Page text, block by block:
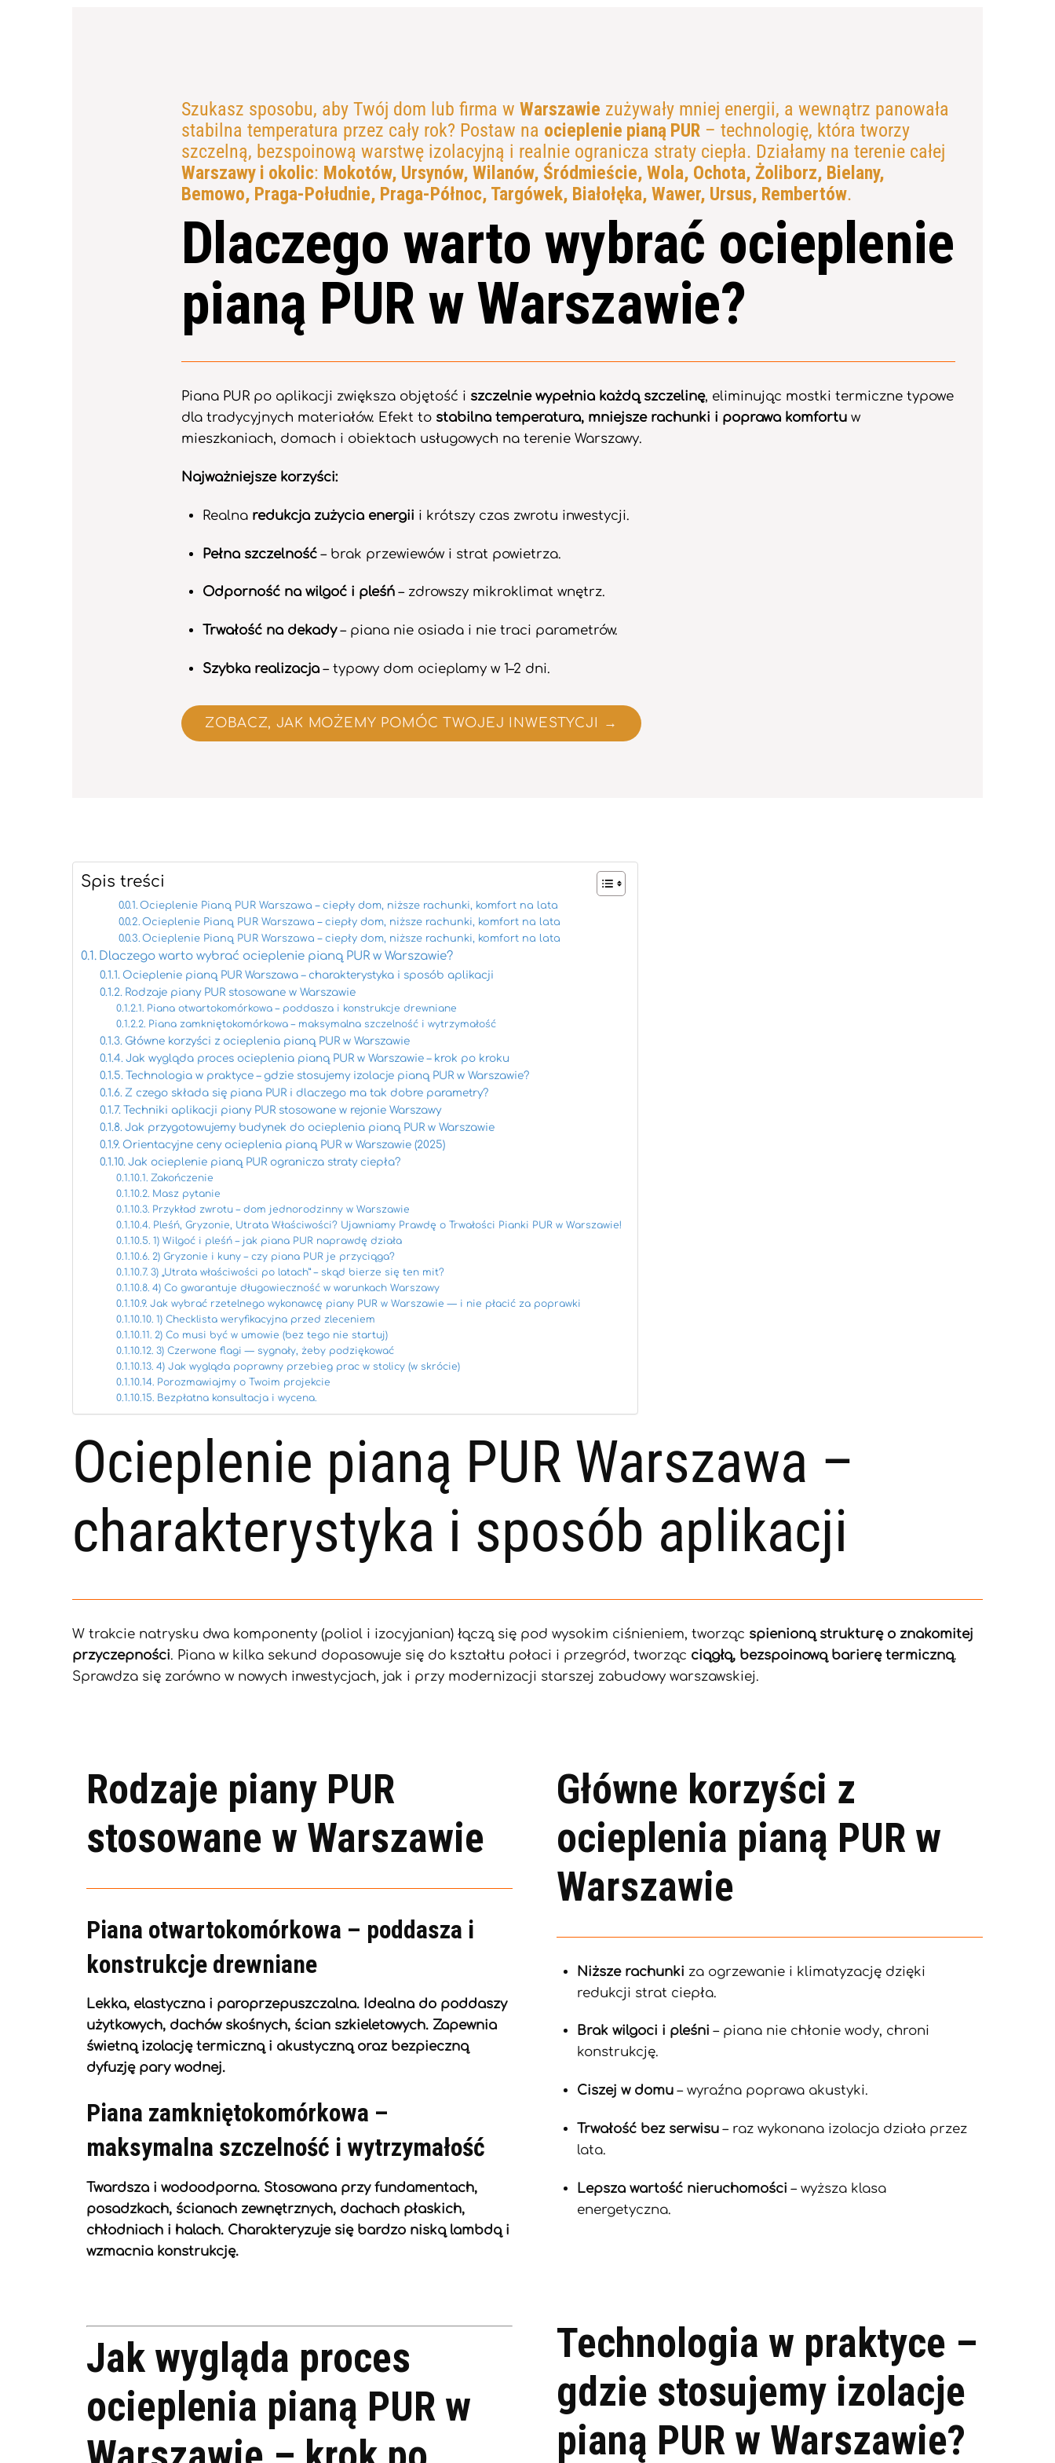
Szukasz sposobu, aby Twój dom lub firma wWarszawie zużywały mniej energii, a wewnątrz panowała
stabilna temperatura przez cały rok? Postaw na ocieplenie pianą PUR – technologię, która tworzy
szczelną, bezspoinową warstwę izolacyjną i realnie ogranicza straty ciepła. Działamy na terenie całej
Warszawy i okolic: Mokotów, Ursynów, Wilanów, Śródmieście, Wola, Ochota, Żoliborz, Bielany,
Bemowo, Praga-Południe, Praga-Północ, Targówek, Białołęka, Wawer, Ursus, Rembertów.
Dlaczego warto wybrać ocieplenie
pianą PUR w Warszawie?
Piana PUR po aplikacji zwiększa objętość i szczelnie wypełnia każdą szczelinę, eliminując mostki termiczne typowe
dla tradycyjnych materiałów. Efekt to stabilna temperatura, mniejsze rachunki i poprawa komfortu w
mieszkaniach, domach i obiektach usługowych na terenie Warszawy.
Najważniejsze korzyści:
Realna redukcja zużycia energii i krótszy czas zwrotu inwestycji.
Pełna szczelność – brak przewiewów i strat powietrza.
Odporność na wilgoć i pleśń – zdrowszy mikroklimat wnętrz.
Trwałość na dekady– piana nie osiada i nie traci parametrów.
Szybka realizacja – typowy dom ocieplamy w 1–2 dni.
ZOBACZ, JAK MOŻEMY POMÓC TWOJEJ INWESTYCJI →
Spis treści
Ocieplenie Pianą PUR Warszawa – ciepły dom, niższe rachunki, komfort na lata
Ocieplenie Pianą PUR Warszawa – ciepły dom, niższe rachunki, komfort na lata
Ocieplenie Pianą PUR Warszawa – ciepły dom, niższe rachunki, komfort na lata
Dlaczego warto wybrać ocieplenie pianą PUR w Warszawie?
Ocieplenie pianą PUR Warszawa – charakterystyka i sposób aplikacji
Rodzaje piany PUR stosowane w Warszawie
Piana otwartokomórkowa – poddasza i konstrukcje drewniane
Piana zamkniętokomórkowa – maksymalna szczelność i wytrzymałość
Główne korzyści z ocieplenia pianą PUR w Warszawie
Jak wygląda proces ocieplenia pianą PUR w Warszawie – krok po kroku
Technologia w praktyce – gdzie stosujemy izolacje pianą PUR w Warszawie?
Z czego składa się piana PUR i dlaczego ma tak dobre parametry?
Techniki aplikacji piany PUR stosowane w rejonie Warszawy
Jak przygotowujemy budynek do ocieplenia pianą PUR w Warszawie
Orientacyjne ceny ocieplenia pianą PUR w Warszawie (2025)
Jak ocieplenie pianą PUR ogranicza straty ciepła?
Zakończenie
Masz pytanie
Przykład zwrotu – dom jednorodzinny w Warszawie
Pleśń, Gryzonie, Utrata Właściwości? Ujawniamy Prawdę o Trwałości Pianki PUR w Warszawie!
1) Wilgoć i pleśń – jak piana PUR naprawdę działa
2) Gryzonie i kuny – czy piana PUR je przyciąga?
3) „Utrata właściwości po latach” – skąd bierze się ten mit?
4) Co gwarantuje długowieczność w warunkach Warszawy
Jak wybrać rzetelnego wykonawcę piany PUR w Warszawie — i nie płacić za poprawki
1) Checklista weryfikacyjna przed zleceniem
2) Co musi być w umowie (bez tego nie startuj)
3) Czerwone flagi — sygnały, żeby podziękować
4) Jak wygląda poprawny przebieg prac w stolicy (w skrócie)
Porozmawiajmy o Twoim projekcie
Bezpłatna konsultacja i wycena.
Ocieplenie pianą PUR Warszawa –
charakterystyka i sposób aplikacji
W trakcie natrysku dwa komponenty (poliol i izocyjanian) łączą się pod wysokim ciśnieniem, tworząc spienioną strukturę o znakomitej
przyczepności. Piana w kilka sekund dopasowuje się do kształtu połaci i przegród, tworząc ciągłą, bezspoinową barierę termiczną.
Sprawdza się zarówno w nowych inwestycjach, jak i przy modernizacji starszej zabudowy warszawskiej.
Rodzaje piany PUR
stosowane w Warszawie
Piana otwartokomórkowa – poddasza i
konstrukcje drewniane
Lekka, elastyczna i paroprzepuszczalna. Idealna do poddaszy
użytkowych, dachów skośnych, ścian szkieletowych. Zapewnia
świetną izolację termiczną i akustyczną oraz bezpieczną
dyfuzję pary wodnej.
Piana zamkniętokomórkowa –
maksymalna szczelność i wytrzymałość
Twardsza i wodoodporna. Stosowana przy fundamentach,
posadzkach, ścianach zewnętrznych, dachach płaskich,
chłodniach i halach. Charakteryzuje się bardzo niską lambdą i
wzmacnia konstrukcję.
Główne korzyści z
ocieplenia pianą PUR w
Warszawie
Niższe rachunki za ogrzewanie i klimatyzację dzięki
redukcji strat ciepła.
Brak wilgoci i pleśni – piana nie chłonie wody, chroni
konstrukcję.
Ciszej w domu – wyraźna poprawa akustyki.
Trwałość bez serwisu – raz wykonana izolacja działa przez
lata.
Lepsza wartość nieruchomości – wyższa klasa
energetyczna.
Jak wygląda proces
ocieplenia pianą PUR w
Technologia w praktyce –
gdzie stosujemy izolacje
pianą PUR w Warszawie?